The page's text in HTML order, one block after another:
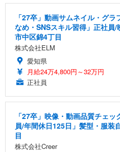
「27卒」動画サムネイル・グ
なめ・SNSスキル習得」正社員
市中区錦4丁目
株式会社ELM
愛知県
月給24万4,800円～32万円
正社員
「27卒」映像・動画品質チェ
員/年間休日125日」髪型・服装
目
株式会社Creer